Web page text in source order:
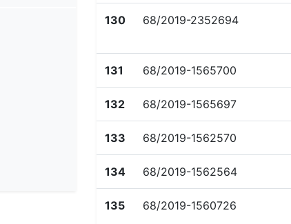
130 68/2019-2352694
131 68/2019-1565700
132 68/2019-1565697
133 68/2019-1562570
134 68/2019-1562564
135 68/2019-1560726